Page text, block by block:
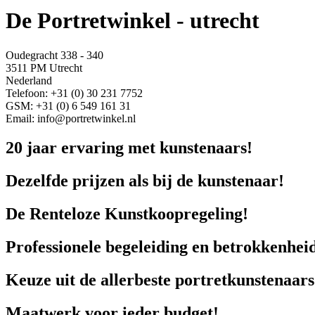
De Portretwinkel - utrecht
Oudegracht 338 - 340
3511 PM Utrecht
Nederland
Telefoon: +31 (0) 30 231 7752
GSM: +31 (0) 6 549 161 31
Email: info@portretwinkel.nl
20 jaar ervaring met kunstenaars!
Dezelfde prijzen als bij de kunstenaar!
De Renteloze Kunstkoopregeling!
Professionele begeleiding en
Keuze uit de allerbeste